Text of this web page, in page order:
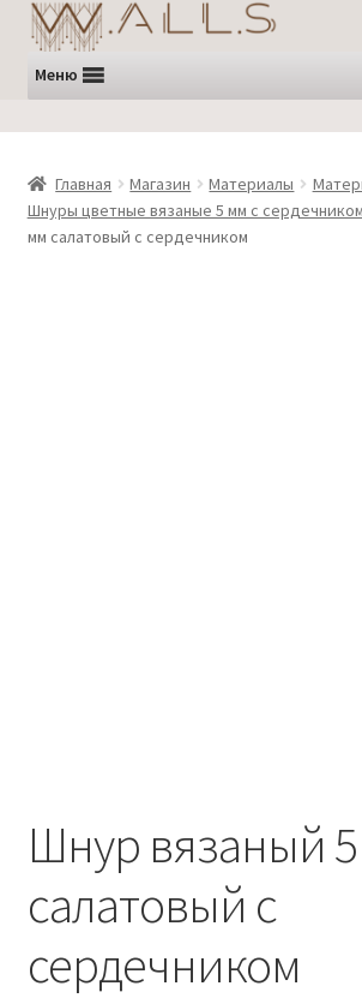
Перейти
к
навигации
Перейти
к
содержимому
Меню
Главная Магазин Материалы
Шнуры цветные вязаные 5 мм с сердечником
мм салатовый с сердечником
Шнур вязаный
салатовый с
сердечником